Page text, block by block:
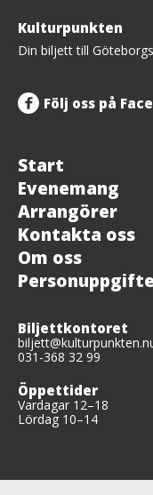
Tillbaka
upp
Kulturpunkten
Din biljett till
Följ oss på
Start
Evenemang
Arrangörer
Kontakta oss
Om oss
Biljettkontoret
031-368 32 99
Öppettider
Vardagar 12–18
Lördag 10–14